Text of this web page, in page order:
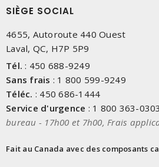
SIÈGE SOCIAL
4655, Autoroute 440 Ouest
Laval, QC, H7P 5P9
Tél. : 450 688-9249
Sans frais : 1 800 599-9249
Téléc. : 450 686-1444
Service d'urgence : 1 800 363-0303
bureau - 17h00 et 7h00, Frais
Fait au Canada avec des composants